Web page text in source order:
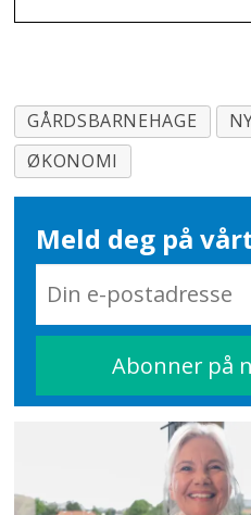
GÅRDSBARNEHAGE
ØKONOMI
Meld deg på